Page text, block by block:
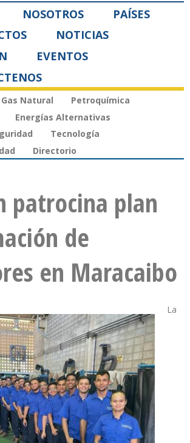
NOSOTROS
PAÍSES
NOTICIAS
EVENTOS
Gas Natural
Petroquímica
Energías Alternativas
Tecnología
Directorio
patrocina plan
de
en Maracaibo
La